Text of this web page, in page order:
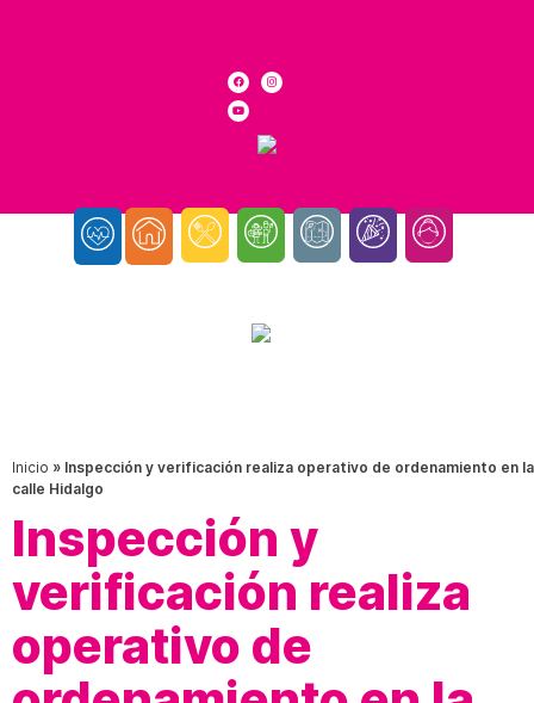
Inicio » Inspección y verificación realiza operativo de ordenamiento en la
calle Hidalgo
Inspección y
verificación realiza
operativo de